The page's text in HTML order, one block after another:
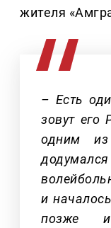
жителя
– Есть
зовут его
одним
и
позже